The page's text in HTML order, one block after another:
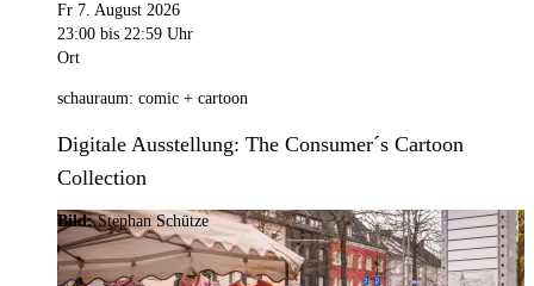
Fr 7. August 2026
23:00 bis 22:59 Uhr
Ort
schauraum: comic + cartoon
Digitale Ausstellung: The Consumer´s Cartoon
Collection
Bild:Stephan Schütze